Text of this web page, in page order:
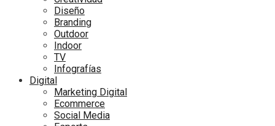
Diseño
Branding
Outdoor
Indoor
TV
Infografías
Digital
Marketing Digital
Ecommerce
Social Media